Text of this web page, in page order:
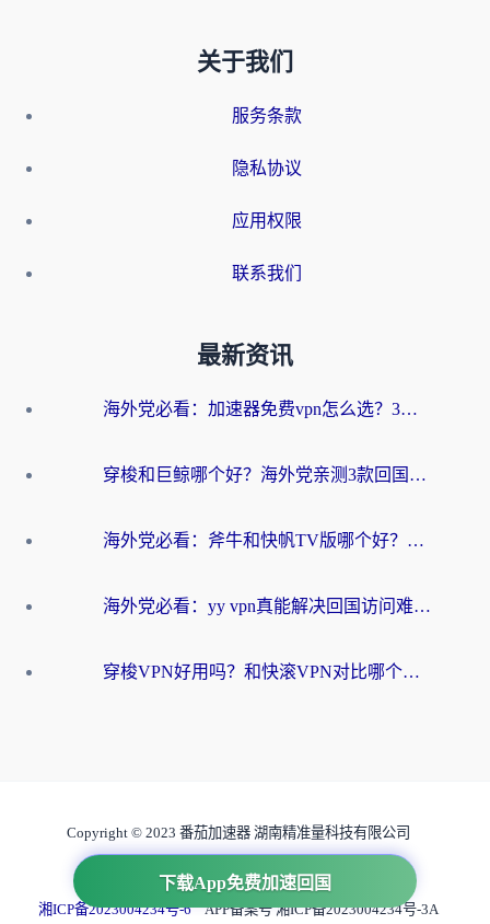
关于我们
服务条款
隐私协议
应用权限
联系我们
最新资讯
海外党必看：加速器免费vpn怎么选？3步教你无缝访问国内资源
穿梭和巨鲸哪个好？海外党亲测3款回国加速器，教你避开90%的坑
海外党必看：斧牛和快帆TV版哪个好？3分钟选对回国加速器，无缝刷B站、追热剧
海外党必看：yy vpn真能解决回国访问难题？附云极initap测评+免费方案对比
穿梭VPN好用吗？和快滚VPN对比哪个回国效果更好？海外党选回国加速器必看指南
下载App免费加速回国
Copyright © 2023 番茄加速器 湖南精准量科技有限公司
互联网虚拟专用网业务许可证 B1-20231050
湘ICP备2023004234号-6APP备案号 湘ICP备2023004234号-3A